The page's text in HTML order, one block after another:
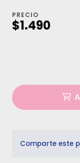
PRECIO
$1.490
Comparte este